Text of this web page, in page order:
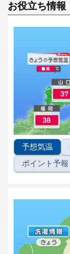
お役立ち情報
予想気温
ポイント予報